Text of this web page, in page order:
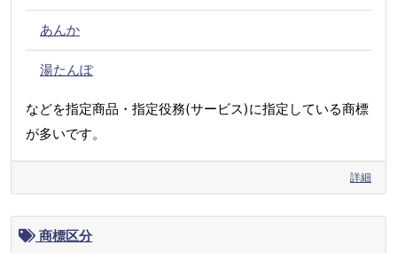
あんか
湯たんぽ
などを指定商品・指定役務(サービス)に指定している商標
が多いです。
詳細
商標区分